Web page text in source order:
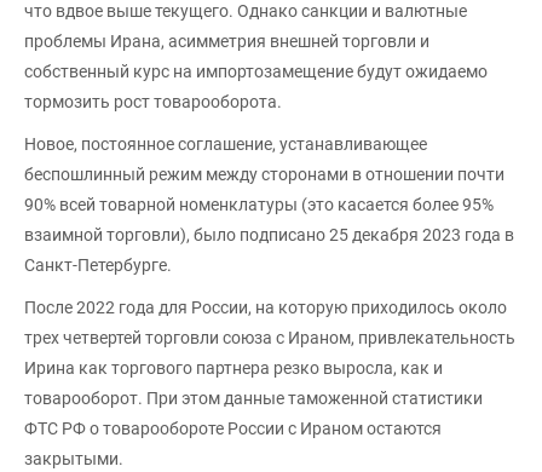
что вдвое выше текущего. Однако санкции и валютные
проблемы Ирана, асимметрия внешней торговли и
собственный курс на импортозамещение будут ожидаемо
тормозить рост товарооборота.
Новое, постоянное соглашение, устанавливающее
беспошлинный режим между сторонами в отношении почти
90% всей товарной номенклатуры (это касается более 95%
взаимной торговли), было подписано 25 декабря 2023 года в
Санкт-Петербурге.
После 2022 года для России, на которую приходилось около
трех четвертей торговли союза с Ираном, привлекательность
Ирина как торгового партнера резко выросла, как и
товарооборот. При этом данные таможенной статистики
ФТС РФ о товарообороте России с Ираном остаются
закрытыми.